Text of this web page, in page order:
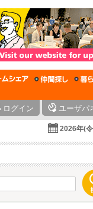
ログイン ユーザパ
2026年(